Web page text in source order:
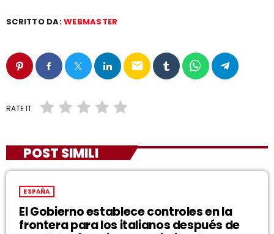
SCRITTO DA:WEBMASTER
email
RATE IT
POST SIMILI
ESPAÑA
El Gobierno establece controles en la
frontera para los italianos después de